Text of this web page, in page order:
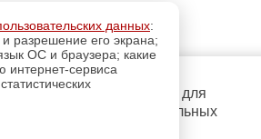
данных:
разрешение его экрана;
ОС и браузера; какие
интернет-сервиса
Пройдитерегистрацию
для
использования дополнительных